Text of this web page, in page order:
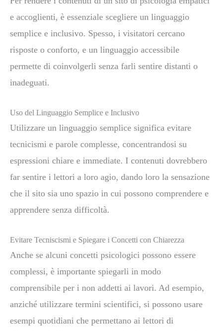
e accoglienti, è essenziale scegliere un linguaggio
semplice e inclusivo. Spesso, i visitatori cercano
risposte o conforto, e un linguaggio accessibile
permette di coinvolgerli senza farli sentire distanti o
inadeguati.
Uso del Linguaggio Semplice e Inclusivo
Utilizzare un linguaggio semplice significa evitare
tecnicismi e parole complesse, concentrandosi su
espressioni chiare e immediate. I contenuti dovrebbero
far sentire i lettori a loro agio, dando loro la sensazione
che il sito sia uno spazio in cui possono comprendere e
apprendere senza difficoltà.
Evitare Tecniscismi e Spiegare i Concetti con Chiarezza
Anche se alcuni concetti psicologici possono essere
complessi, è importante spiegarli in modo
comprensibile per i non addetti ai lavori. Ad esempio,
anziché utilizzare termini scientifici, si possono usare
esempi quotidiani che permettano ai lettori di